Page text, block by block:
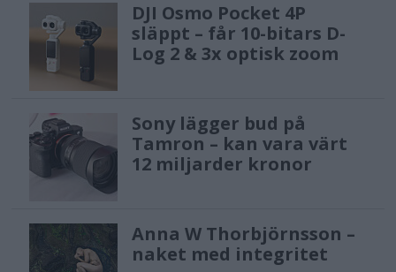
DJI Osmo Pocket 4P
släppt – får 10-bitars D-
Log 2 & 3x optisk zoom
Sony lägger bud på
Tamron – kan vara värt
12 miljarder kronor
Anna W Thorbjörnsson –
naket med integritet